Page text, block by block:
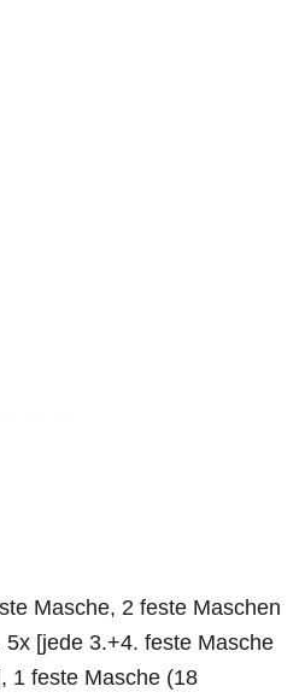
Masche, 2 feste Maschen
5x [jede 3.+4. feste Masche
1 feste Masche (18